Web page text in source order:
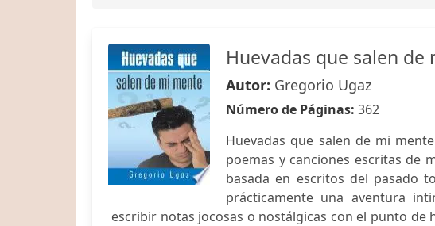
Huevadas que salen de
Autor: Gregorio Ugaz
Número de Páginas: 362
Huevadas que salen de mi
poemas y canciones escritas de
basada en escritos del pasado
prácticamente una aventura
escribir notas jocosas o nostálgicas con el punto de